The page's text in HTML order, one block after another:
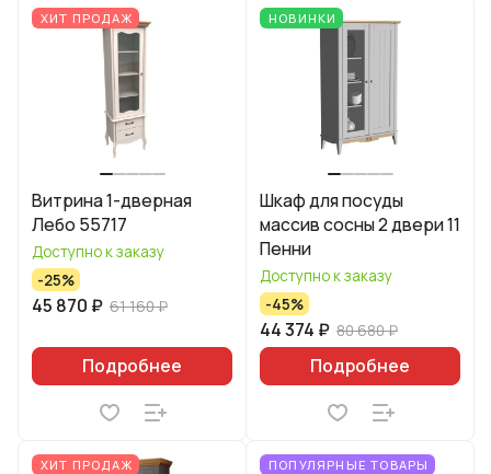
ХИТ ПРОДАЖ
Витрина 1-дверная
Лебо 55717
Доступно к заказу
-25%
45 870 ₽ 61 160 ₽
Подробнее
НОВИНКИ
Шкаф для посуды
массив сосны 2 двери 11
Пенни
Доступно к заказу
-45%
44 374 ₽ 80 680 ₽
Подробнее
ХИТ ПРОДАЖ ПОПУЛЯРНЫЕ ТОВАРЫ